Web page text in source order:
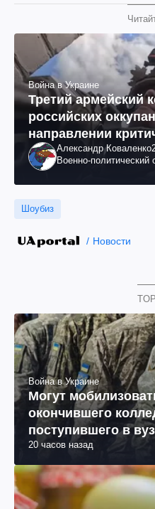
Война в Украине
Третий армейский
российских
направлении
как это удалось
Александр Коваленко
Военно-политический
Шоубиз
Новости
Война в Украине
Могут
окончившего
поступившего в
юриста
20 часов назад